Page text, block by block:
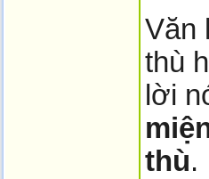
Văn
thù
lời
thù.